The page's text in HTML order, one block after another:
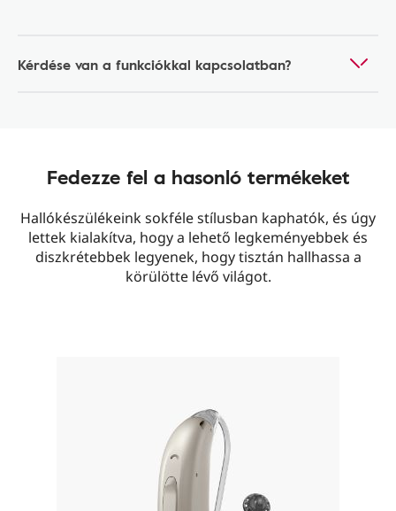
Kérdése van a funkciókkal kapcsolatban?
Fedezze fel a hasonló termékeket
Hallókészülékeink sokféle stílusban kaphatók, és úgy
lettek kialakítva, hogy a lehető legkeményebbek és
diszkrétebbek legyenek, hogy tisztán hallhassa a
körülötte lévő világot.